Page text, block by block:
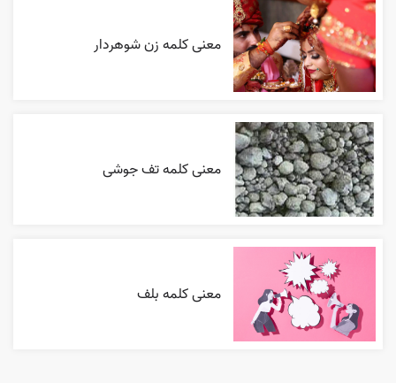
معنی کلمه زن شوهردار
معنی کلمه تف جوشی
معنی کلمه بلف